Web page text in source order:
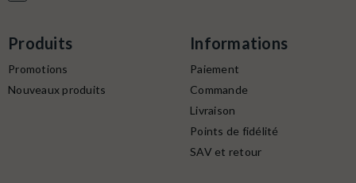
Produits
Promotions
Nouveaux produits
Informations
Paiement
Commande
Livraison
Points de fidélité
SAV et retour